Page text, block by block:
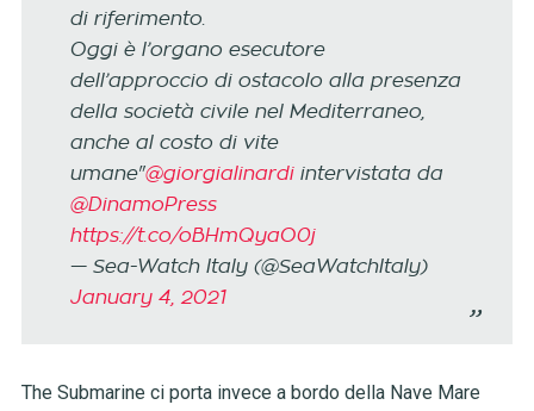
di riferimento.
Oggi è l’organo esecutore
dell’approccio di ostacolo alla presenza
della società civile nel Mediterraneo,
anche al costo di vite
umane"@giorgialinardiintervistata da
@DinamoPress
https://t.co/oBHmQyaO0j
— Sea-Watch Italy (@SeaWatchItaly)
January 4, 2021
The Submarine ci porta invece a bordo della Nave Mare